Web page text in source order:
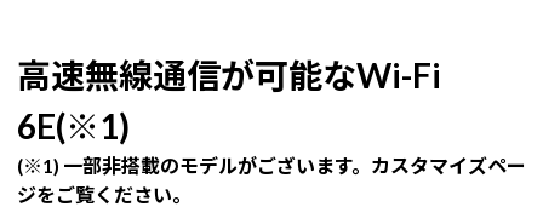
高速無線通信が可能なWi-Fi
6E(※1)
(※1) 一部非搭載のモデルがございます。カスタマイズペー
ジをご覧ください。